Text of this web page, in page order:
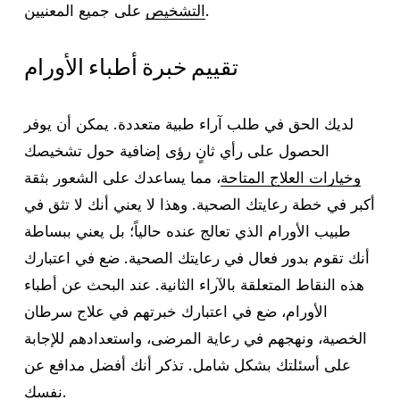
التشخيصعلى جميع المعنيين.
تقييم خبرة أطباء الأورام
لديك الحق في طلب آراء طبية متعددة. يمكن أن يوفر
الحصول على رأي ثانٍ رؤى إضافية حول تشخيصك
وخيارات العلاج المتاحة، مما يساعدك على الشعور بثقة
أكبر في خطة رعايتك الصحية. وهذا لا يعني أنك لا تثق في
طبيب الأورام الذي تعالج عنده حالياً؛ بل يعني ببساطة
أنك تقوم بدور فعال في رعايتك الصحية. ضع في اعتبارك
هذه النقاط المتعلقة بالآراء الثانية. عند البحث عن أطباء
الأورام، ضع في اعتبارك خبرتهم في علاج سرطان
الخصية، ونهجهم في رعاية المرضى، واستعدادهم للإجابة
على أسئلتك بشكل شامل. تذكر أنك أفضل مدافع عن
نفسك.